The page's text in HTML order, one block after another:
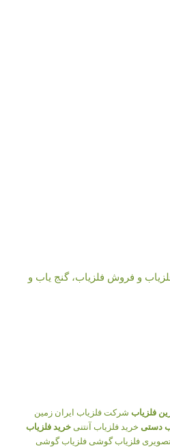
و فروش فلزیاب، گنج یاب و
فلزیاب شرکت فلزیاب ایران زمین
دستی خرید فلزیاب آنتنی خرید فلزیاب
فلزیاب گوشی فلزیاب گوشی